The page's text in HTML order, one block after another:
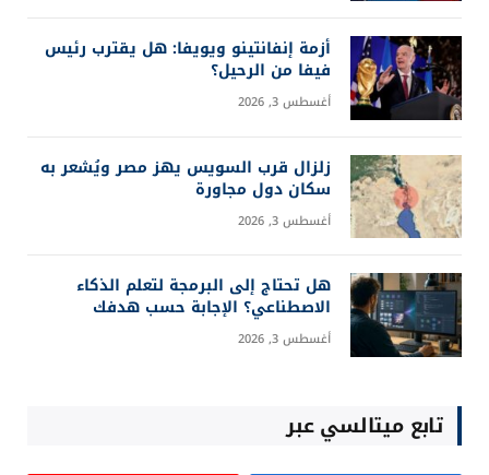
أزمة إنفانتينو ويويفا: هل يقترب رئيس
فيفا من الرحيل؟
أغسطس 3, 2026
زلزال قرب السويس يهز مصر ويُشعر به
سكان دول مجاورة
أغسطس 3, 2026
هل تحتاج إلى البرمجة لتعلم الذكاء
الاصطناعي؟ الإجابة حسب هدفك
أغسطس 3, 2026
تابع ميتالسي عبر